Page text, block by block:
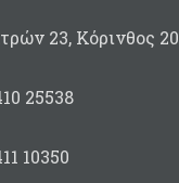
23, Κόρινθος
25538
10350